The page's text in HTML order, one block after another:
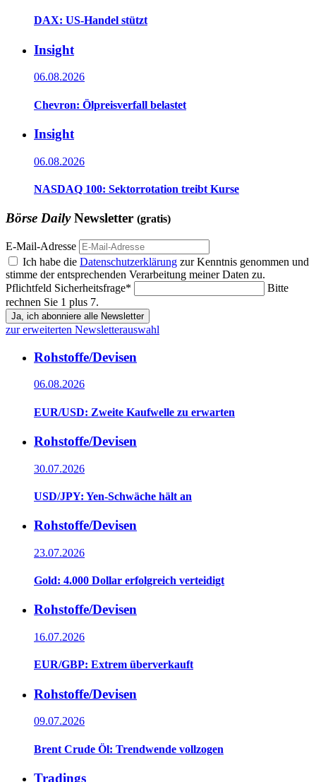
DAX: US-Handel stützt
Insight
06.08.2026
Chevron: Ölpreisverfall belastet
Insight
06.08.2026
NASDAQ 100: Sektorrotation treibt Kurse
Börse DailyNewsletter (gratis)
E-Mail-Adresse
Ich habe die Datenschutzerklärung zur Kenntnis genommen und
stimme der entsprechenden Verarbeitung meiner Daten zu.
Pflichtfeld Sicherheitsfrage*
Bitte
rechnen Sie 1 plus 7.
Ja, ich abonniere alle Newsletter
zur erweiterten Newsletterauswahl
Rohstoffe/Devisen
06.08.2026
EUR/USD: Zweite Kaufwelle zu erwarten
Rohstoffe/Devisen
30.07.2026
USD/JPY: Yen-Schwäche hält an
Rohstoffe/Devisen
23.07.2026
Gold: 4.000 Dollar erfolgreich verteidigt
Rohstoffe/Devisen
16.07.2026
EUR/GBP: Extrem überverkauft
Rohstoffe/Devisen
09.07.2026
Brent Crude Öl: Trendwende vollzogen
Tradings